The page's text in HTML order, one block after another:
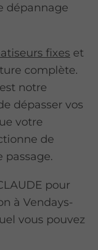
dépannage
fixes et
complète.
notre
dépasser vos
votre
de
passage.
pour
à Vendays-
vous pouvez